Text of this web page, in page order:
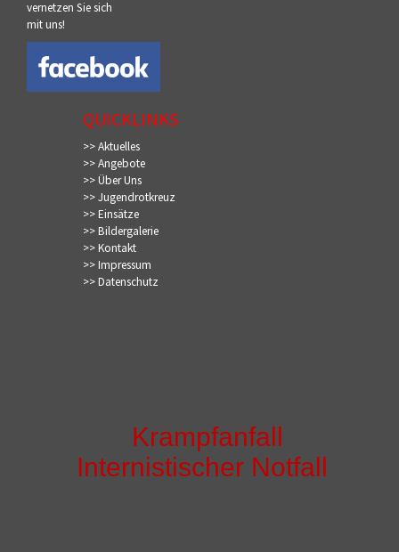
vernetzen Sie sich
mit uns!
QUICKLINKS
>> Aktuelles
>> Angebote
>> Über Uns
>> Jugendrotkreuz
>> Einsätze
>> Bildergalerie
>> Kontakt
>> Impressum
>> Datenschutz
Internistischer Notfall
Krampfanfall